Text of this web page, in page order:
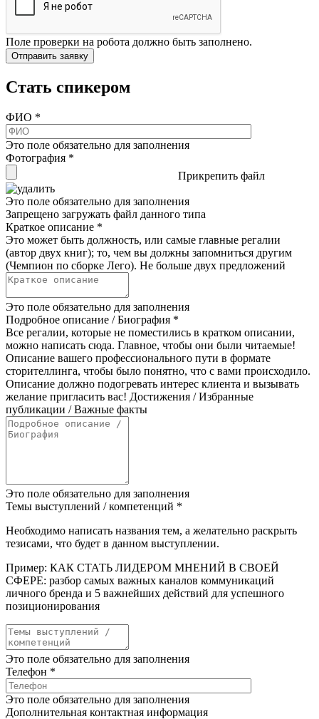
Поле проверки на робота должно быть заполнено.
Стать спикером
ФИО *
Это поле обязательно для заполнения
Фотография *
Прикрепить файл
Это поле обязательно для заполнения
Запрещено загружать файл данного типа
Краткое описание *
Это может быть должность, или самые главные регалии
(автор двух книг); то, чем вы должны запомниться другим
(Чемпион по сборке Лего). Не больше двух предложений
Это поле обязательно для заполнения
Подробное описание / Биография *
Все регалии, которые не поместились в кратком описании,
можно написать сюда. Главное, чтобы они были читаемые!
Описание вашего профессионального пути в формате
сторителлинга, чтобы было понятно, что с вами происходило.
Описание должно подогревать интерес клиента и вызывать
желание пригласить вас! Достижения / Избранные
публикации / Важные факты
Это поле обязательно для заполнения
Темы выступлений / компетенций *
Необходимо написать названия тем, а желательно раскрыть
тезисами, что будет в данном выступлении.
Пример: КАК СТАТЬ ЛИДЕРОМ МНЕНИЙ В СВОЕЙ
СФЕРЕ: разбор самых важных каналов коммуникаций
личного бренда и 5 важнейших действий для успешного
позиционирования
Это поле обязательно для заполнения
Телефон *
Это поле обязательно для заполнения
Дополнительная контактная информация